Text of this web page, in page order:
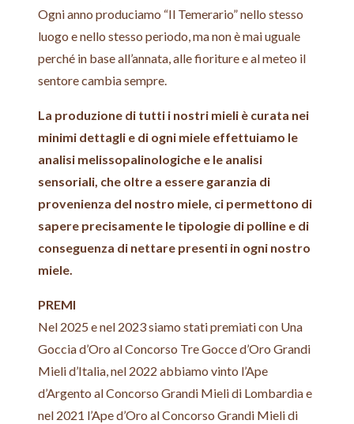
Ogni anno produciamo “Il Temerario” nello stesso
luogo e nello stesso periodo, ma non è mai uguale
perché in base all’annata, alle fioriture e al meteo il
sentore cambia sempre.
La produzione di tutti i nostri mieli è curata nei
minimi dettagli e di ogni miele effettuiamo le
analisi melissopalinologiche e le analisi
sensoriali, che oltre a essere garanzia di
provenienza del nostro miele, ci permettono di
sapere precisamente le tipologie di polline e di
conseguenza di nettare presenti in ogni nostro
miele.
PREMI
Nel 2025 e nel 2023 siamo stati premiati con Una
Goccia d’Oro al Concorso Tre Gocce d’Oro Grandi
Mieli d’Italia, nel 2022 abbiamo vinto l’Ape
d’Argento al Concorso Grandi Mieli di Lombardia e
nel 2021 l’Ape d’Oro al Concorso Grandi Mieli di